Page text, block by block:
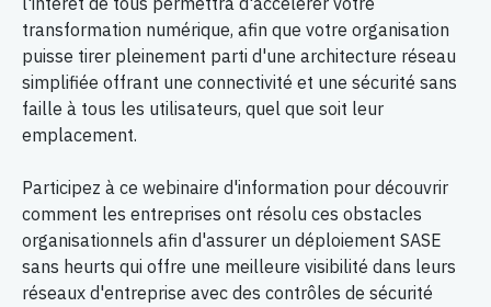
transformation numérique, afin que votre organisation
puisse tirer pleinement parti d'une architecture réseau
simplifiée offrant une connectivité et une sécurité sans
faille à tous les utilisateurs, quel que soit leur
emplacement.
Participez à ce webinaire d'information pour découvrir
comment les entreprises ont résolu ces obstacles
organisationnels afin d'assurer un déploiement SASE
sans heurts qui offre une meilleure visibilité dans leurs
réseaux d'entreprise avec des contrôles de sécurité